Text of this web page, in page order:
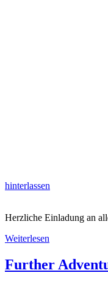
hinterlassen
Herzliche Einladung an
Weiterlesen
Further